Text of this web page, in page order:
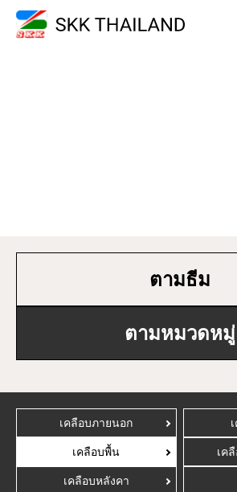
ตามธีม
ตามหมวดหมู่
เคลือบภายนอก
เคลือบพื้น เค
เคลือบหลังคา